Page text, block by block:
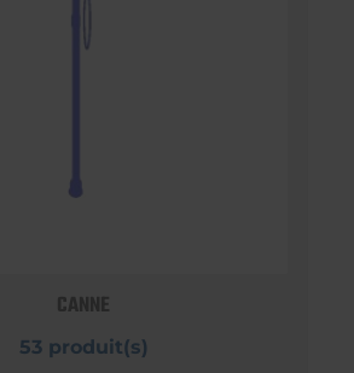
CANNE
53 produit(s)